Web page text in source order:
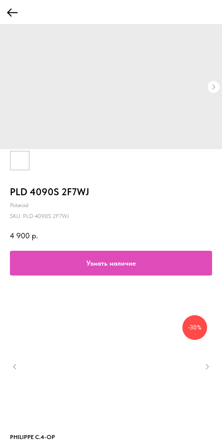
PLD 4090S 2F7WJ
Polaroid
SKU: PLD 4090S 2F7WJ
4 900 р.
Узнать наличие
-30%
PHILIPPE C.4-OP